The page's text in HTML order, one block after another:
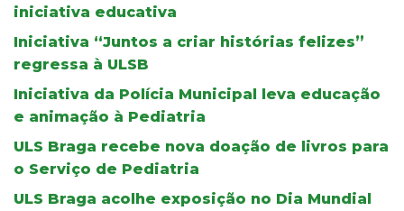
iniciativa educativa
Iniciativa “Juntos a criar histórias felizes”
regressa à ULSB
Iniciativa da Polícia Municipal leva educação
e animação à Pediatria
ULS Braga recebe nova doação de livros para
o Serviço de Pediatria
ULS Braga acolhe exposição no Dia Mundial